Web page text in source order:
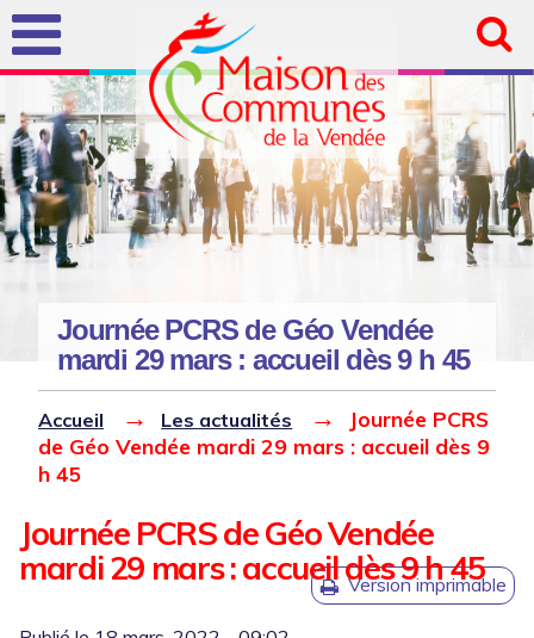
Aller au
contenu
principal
Journée PCRS de Géo Vendée
mardi 29 mars : accueil dès 9 h 45
Vous êtes ici
Journée PCRS de Géo Vendée
mardi 29 mars : accueil dès 9 h 45
Version imprimable